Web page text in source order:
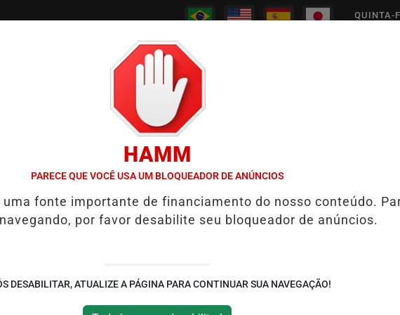
QUINTA-
CANAL RPJ CONTATO
REPORTAGEM APÓS TRÊS ANOS 7 SINAIS DE QUE UM IDOSO DEVE
internacional que
no Japão
para enviar produtos roubados
HAMM
PARECE QUE VOCÊ USA UM BLOQUEADOR DE ANÚNCIOS
fonte importante de financiamento do nosso conteúdo.
por favor desabilite seu bloqueador de anúncios.
DESABILITAR, ATUALIZE A PÁGINA PARA CONTINUAR SUA NAVEGAÇÃO!